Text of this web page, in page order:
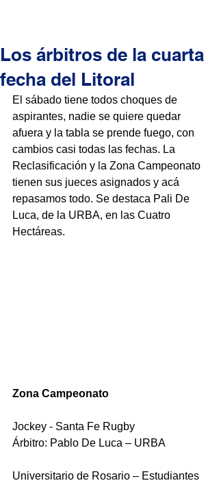
Los árbitros de la cuarta
fecha del Litoral
El sábado tiene todos choques de
aspirantes, nadie se quiere quedar
afuera y la tabla se prende fuego, con
cambios casi todas las fechas. La
Reclasificación y la Zona Campeonato
tienen sus jueces asignados y acá
repasamos todo. Se destaca Pali De
Luca, de la URBA, en las Cuatro
Hectáreas.
Zona Campeonato
Jockey - Santa Fe Rugby
Árbitro: Pablo De Luca – URBA
Universitario de Rosario – Estudiantes